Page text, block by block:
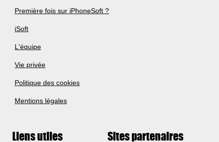
Première fois sur iPhoneSoft ?
iSoft
L'équipe
Vie privée
Politique des cookies
Mentions légales
Liens utiles Sites partenaires